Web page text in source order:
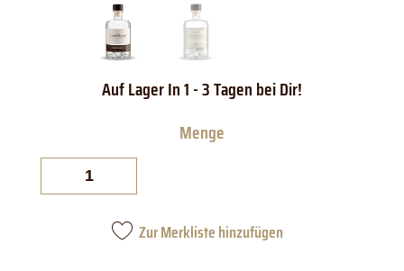
Zur Merkliste hinzufügen